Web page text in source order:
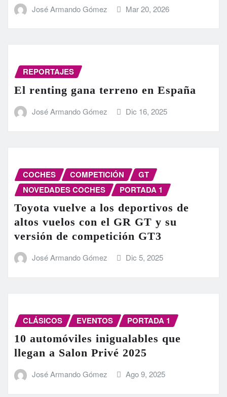
José Armando Gómez Mar 20, 2026
REPORTAJES
El renting gana terreno en España
José Armando Gómez Dic 16, 2025
COCHES COMPETICIÓN
GT
NOVEDADES COCHES
PORTADA 1
Toyota vuelve a los deportivos de
altos vuelos con el GR GT y su
versión de competición GT3
José Armando Gómez Dic 5, 2025
CLÁSICOS EVENTOS PORTADA 1
10 automóviles inigualables que
llegan a Salon Privé 2025
José Armando Gómez Ago 9, 2025